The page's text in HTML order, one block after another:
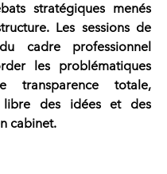
stratégiques menés
Les sessions de
cadre professionnel
les problématiques
transparence totale,
libre des idées et des
cabinet.